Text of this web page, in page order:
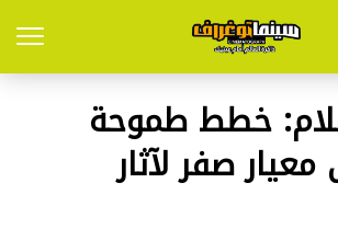
خطط طموحة
صفر لآثار